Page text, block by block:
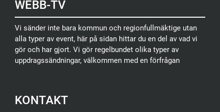
WEBB-TV
Vi sänder inte bara kommun och regionfullmäktige utan
alla typer av event, här på sidan hittar du en del av vad vi
gör och har gjort. Vi gör regelbundet olika typer av
uppdragssändningar, välkommen med en förfrågan
KONTAKT